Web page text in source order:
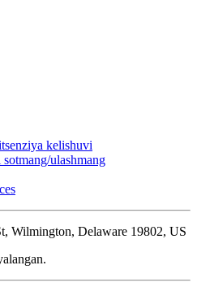
kelishuvi
ulashmang
Wilmington, Delaware 19802, US